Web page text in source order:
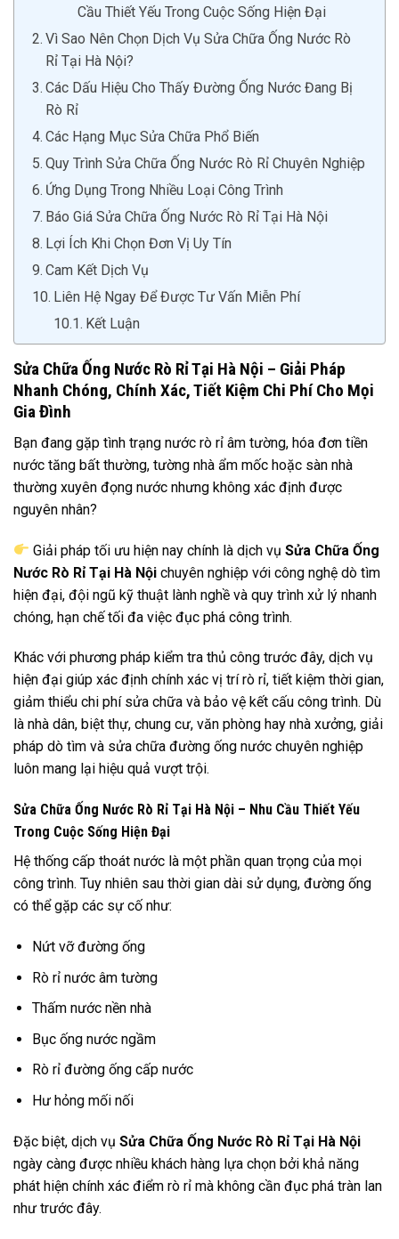
Cầu Thiết Yếu Trong Cuộc Sống Hiện Đại
Vì Sao Nên Chọn Dịch Vụ Sửa Chữa Ống Nước Rò
Rỉ Tại Hà Nội?
Các Dấu Hiệu Cho Thấy Đường Ống Nước Đang Bị
Rò Rỉ
Các Hạng Mục Sửa Chữa Phổ Biến
Quy Trình Sửa Chữa Ống Nước Rò Rỉ Chuyên Nghiệp
Ứng Dụng Trong Nhiều Loại Công Trình
Báo Giá Sửa Chữa Ống Nước Rò Rỉ Tại Hà Nội
Lợi Ích Khi Chọn Đơn Vị Uy Tín
Cam Kết Dịch Vụ
Liên Hệ Ngay Để Được Tư Vấn Miễn Phí
Kết Luận
Sửa Chữa Ống Nước Rò Rỉ Tại Hà Nội – Giải Pháp
Nhanh Chóng, Chính Xác, Tiết Kiệm Chi Phí Cho Mọi
Gia Đình
Bạn đang gặp tình trạng nước rò rỉ âm tường, hóa đơn tiền
nước tăng bất thường, tường nhà ẩm mốc hoặc sàn nhà
thường xuyên đọng nước nhưng không xác định được
nguyên nhân?
Giải pháp tối ưu hiện nay chính là dịch vụSửa Chữa Ống
Nước Rò Rỉ Tại Hà Nội chuyên nghiệp với công nghệ dò tìm
hiện đại, đội ngũ kỹ thuật lành nghề và quy trình xử lý nhanh
chóng, hạn chế tối đa việc đục phá công trình.
Khác với phương pháp kiểm tra thủ công trước đây, dịch vụ
hiện đại giúp xác định chính xác vị trí rò rỉ, tiết kiệm thời gian,
giảm thiểu chi phí sửa chữa và bảo vệ kết cấu công trình. Dù
là nhà dân, biệt thự, chung cư, văn phòng hay nhà xưởng, giải
pháp dò tìm và sửa chữa đường ống nước chuyên nghiệp
luôn mang lại hiệu quả vượt trội.
Sửa Chữa Ống Nước Rò Rỉ Tại Hà Nội – Nhu Cầu Thiết Yếu
Trong Cuộc Sống Hiện Đại
Hệ thống cấp thoát nước là một phần quan trọng của mọi
công trình. Tuy nhiên sau thời gian dài sử dụng, đường ống
có thể gặp các sự cố như:
Nứt vỡ đường ống
Rò rỉ nước âm tường
Thấm nước nền nhà
Bục ống nước ngầm
Rò rỉ đường ống cấp nước
Hư hỏng mối nối
Đặc biệt, dịch vụ Sửa Chữa Ống Nước Rò Rỉ Tại Hà Nội
ngày càng được nhiều khách hàng lựa chọn bởi khả năng
phát hiện chính xác điểm rò rỉ mà không cần đục phá tràn lan
như trước đây.